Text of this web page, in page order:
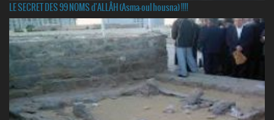
LE SECRET DES 99 NOMS d'ALLÂH (Asma-oul housna) !!!!